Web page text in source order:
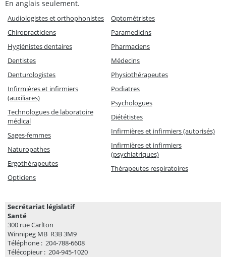
En anglais seulement.
Audiologistes et orthophonistes
Chiropracticiens
Hygiénistes dentaires
Dentistes
Denturologistes
Infirmières et infirmiers
(auxiliares)
Technologues de laboratoire
médical
Sages-femmes
Naturopathes
Ergothérapeutes
Opticiens
Optométristes
Paramedicins
Pharmaciens
Médecins
Physiothérapeutes
Podiatres
Psychologues
Diététistes
Infirmières et infirmiers (autorisés)
Infirmières et infirmiers
(psychiatriques)
Thérapeutes respiratoires
Secrétariat législatif
Santé
300 rue Carlton
Winnipeg MB R3B 3M9
Téléphone : 204-788-6608
Télécopieur : 204-945-1020